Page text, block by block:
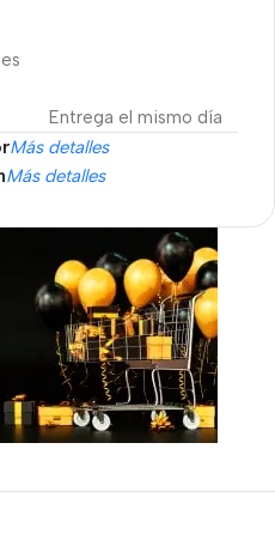
Entrega el mismo día
Más detalles
Más detalles